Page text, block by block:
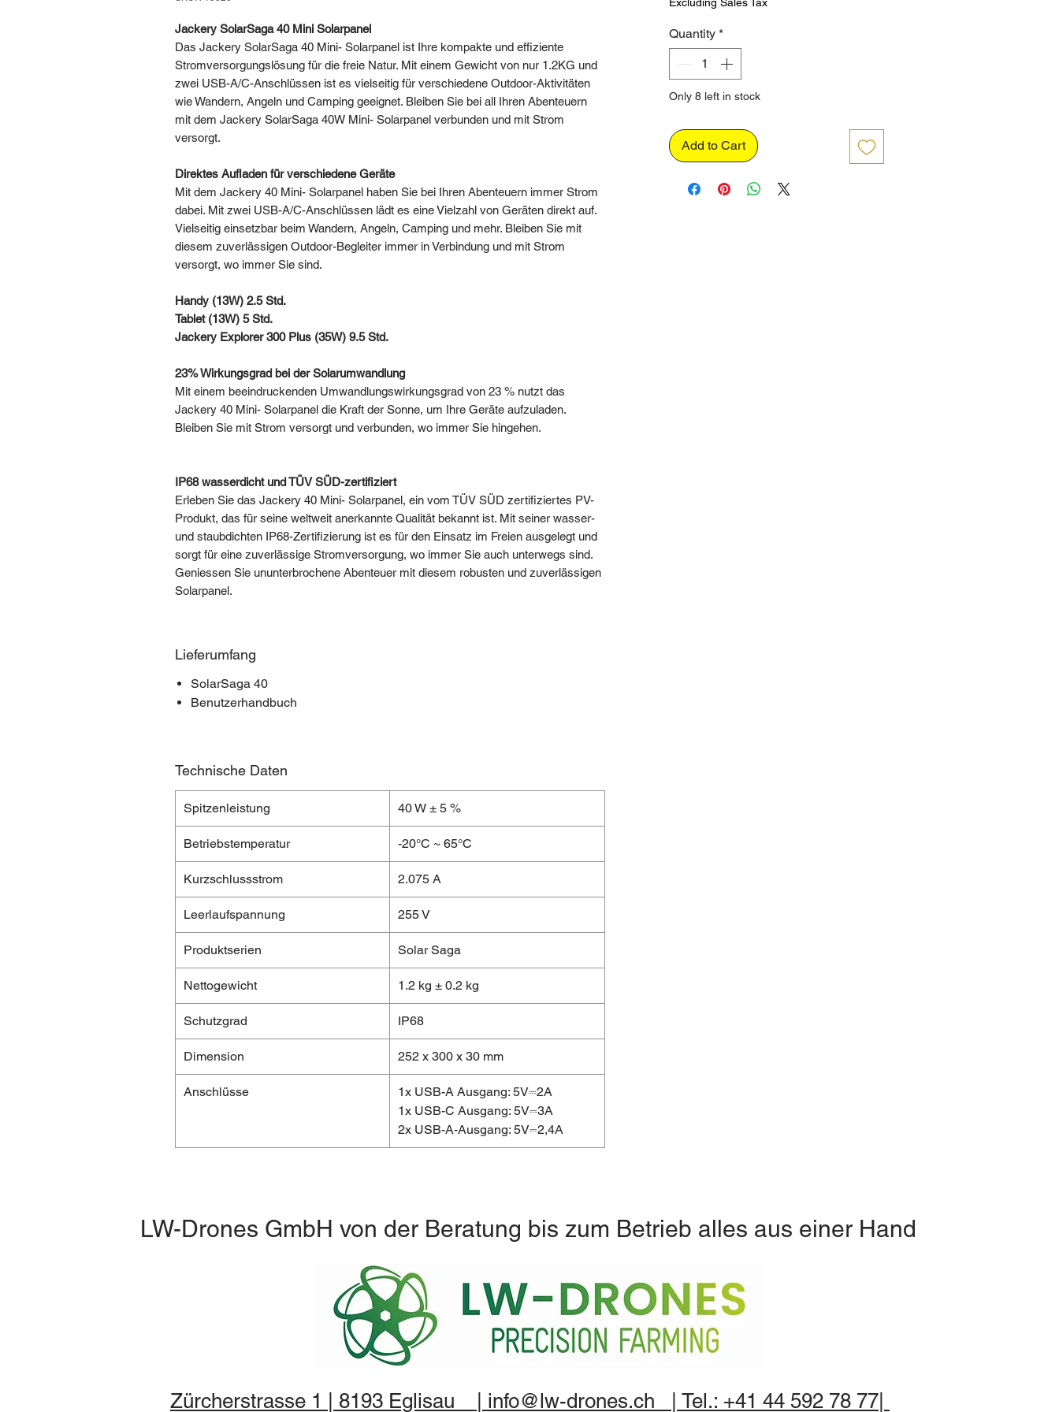
Jackery SolarSaga 40 Mini Solarpanel
Das Jackery SolarSaga 40 Mini- Solarpanel ist Ihre kompakte und effiziente
Stromversorgungslösung für die freie Natur. Mit einem Gewicht von nur 1.2KG und
zwei USB-A/C-Anschlüssen ist es vielseitig für verschiedene Outdoor-Aktivitäten
wie Wandern, Angeln und Camping geeignet. Bleiben Sie bei all Ihren Abenteuern
mit dem Jackery SolarSaga 40W Mini- Solarpanel verbunden und mit Strom
versorgt.
Direktes Aufladen für verschiedene Geräte
Mit dem Jackery 40 Mini- Solarpanel haben Sie bei Ihren Abenteuern immer Strom
dabei. Mit zwei USB-A/C-Anschlüssen lädt es eine Vielzahl von Geräten direkt auf.
Vielseitig einsetzbar beim Wandern, Angeln, Camping und mehr. Bleiben Sie mit
diesem zuverlässigen Outdoor-Begleiter immer in Verbindung und mit Strom
versorgt, wo immer Sie sind.
Handy (13W) 2.5 Std.
Tablet (13W) 5 Std.
Jackery Explorer 300 Plus (35W) 9.5 Std.
23% Wirkungsgrad bei der Solarumwandlung
Mit einem beeindruckenden Umwandlungswirkungsgrad von 23 % nutzt das
Jackery 40 Mini- Solarpanel die Kraft der Sonne, um Ihre Geräte aufzuladen.
Bleiben Sie mit Strom versorgt und verbunden, wo immer Sie hingehen.
IP68 wasserdicht und TÜV SÜD-zertifiziert
Erleben Sie das Jackery 40 Mini- Solarpanel, ein vom TÜV SÜD zertifiziertes PV-
Produkt, das für seine weltweit anerkannte Qualität bekannt ist. Mit seiner wasser-
und staubdichten IP68-Zertifizierung ist es für den Einsatz im Freien ausgelegt und
sorgt für eine zuverlässige Stromversorgung, wo immer Sie auch unterwegs sind.
Geniessen Sie ununterbrochene Abenteuer mit diesem robusten und zuverlässigen
Solarpanel.
Lieferumfang
SolarSaga 40
Benutzerhandbuch
Technische Daten
Spitzenleistung 40 W ± 5 %
Betriebstemperatur -20°C ~ 65°C
Kurzschlussstrom 2.075 A
Leerlaufspannung 255 V
Produktserien Solar Saga
Nettogewicht 1.2 kg ± 0.2 kg
Schutzgrad IP68
Dimension 252 x 300 x 30 mm
Anschlüsse
1x USB-A Ausgang: 5V⎓2A
1x USB-C Ausgang: 5V⎓3A
2x USB-A-Ausgang: 5V⎓2,4A
Quantity *
Only 8 left in stock
Add to Cart
LW-Drones GmbH von der Beratung bis zum Betrieb alles aus einer Hand
Zürcherstrasse 1 | 8193 Eglisau | info@lw-drones.ch | Tel.: +41 44 592 78 77|